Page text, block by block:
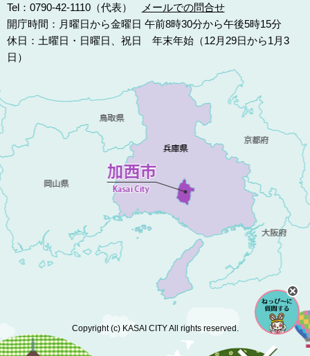
Tel：0790-42-1110（代表）
メールでの問合せ
開庁時間：月曜日から金曜日 午前8時30分から午後5時15分
休日：土曜日・日曜日、祝日 年末年始（12月29日から1月3
日）
Copyright (c) KASAI CITY All rights reserved.